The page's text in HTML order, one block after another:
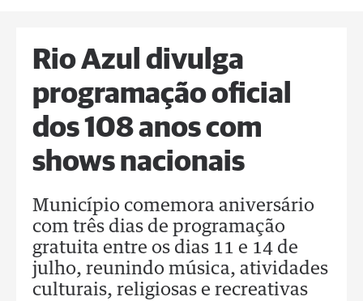
Rio Azul divulga
programação oficial
dos 108 anos com
shows nacionais
Município comemora aniversário
com três dias de programação
gratuita entre os dias 11 e 14 de
julho, reunindo música, atividades
culturais, religiosas e recreativas